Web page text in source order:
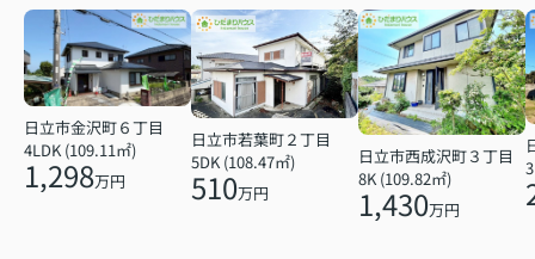
日立市金沢町６丁目
4LDK (109.11㎡)
1,298万円
日立市若葉町２丁目
5DK (108.47㎡)
510万円
日立市西成沢町３丁目
8K (109.82㎡)
1,430万円